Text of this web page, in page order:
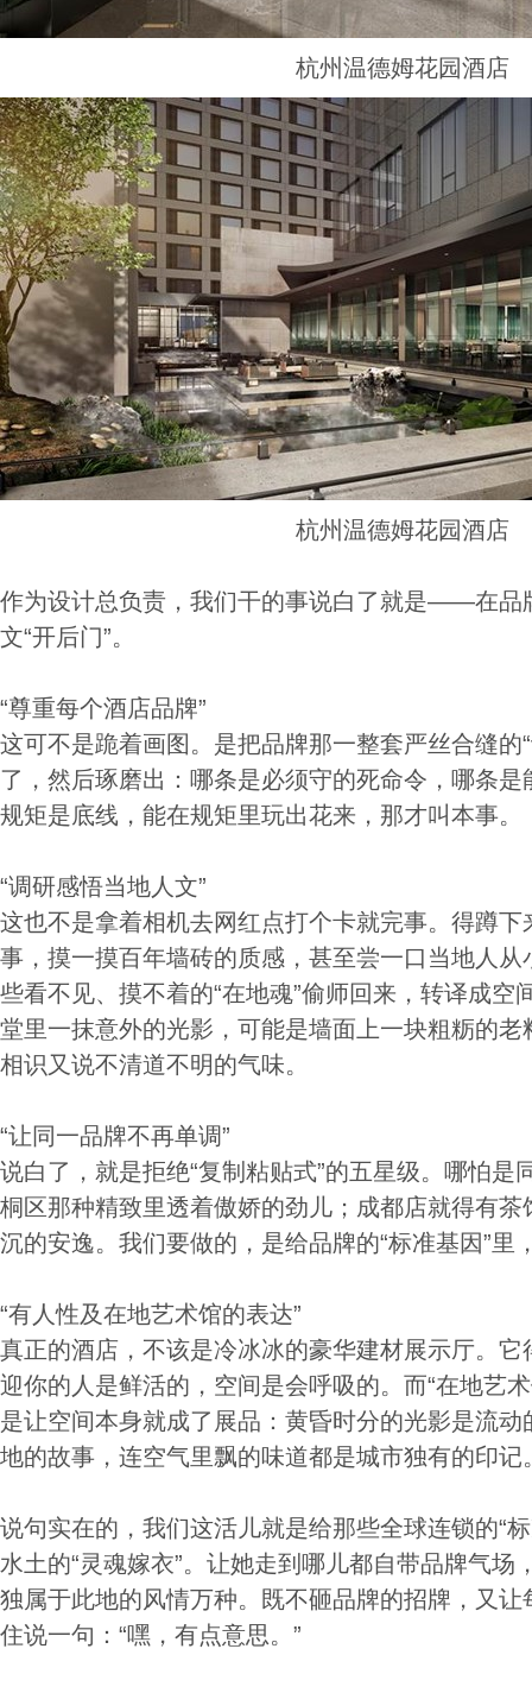
杭州温德姆花园酒店
杭州温德姆花园酒店
作为设计总负责，我们干的事说白了就是——在品
文“开后门”。
“尊重每个酒店品牌”
这可不是跪着画图。是把品牌那一整套严丝合缝的
了，然后琢磨出：哪条是必须守的死命令，哪条
规矩是底线，能在规矩里玩出花来，那才叫本事。
“调研感悟当地人文”
这也不是拿着相机去网红点打个卡就完事。得蹲
事，摸一摸百年墙砖的质感，甚至尝一口当地人
些看不见、摸不着的“在地魂”偷师回来，转译成空
堂里一抹意外的光影，可能是墙面上一块粗粝的
相识又说不清道不明的气味。
“让同一品牌不再单调”
说白了，就是拒绝“复制粘贴式”的五星级。哪怕是
桐区那种精致里透着傲娇的劲儿；成都店就得有
沉的安逸。我们要做的，是给品牌的“标准基因”里
“有人性及在地艺术馆的表达”
真正的酒店，不该是冷冰冰的豪华建材展示厅。
迎你的人是鲜活的，空间是会呼吸的。而“在地艺
是让空间本身就成了展品：黄昏时分的光影是流
地的故事，连空气里飘的味道都是城市独有的印记
说句实在的，我们这活儿就是给那些全球连锁的“
水土的“灵魂嫁衣”。让她走到哪儿都自带品牌气场
独属于此地的风情万种。既不砸品牌的招牌，又
住说一句：“嘿，有点意思。”